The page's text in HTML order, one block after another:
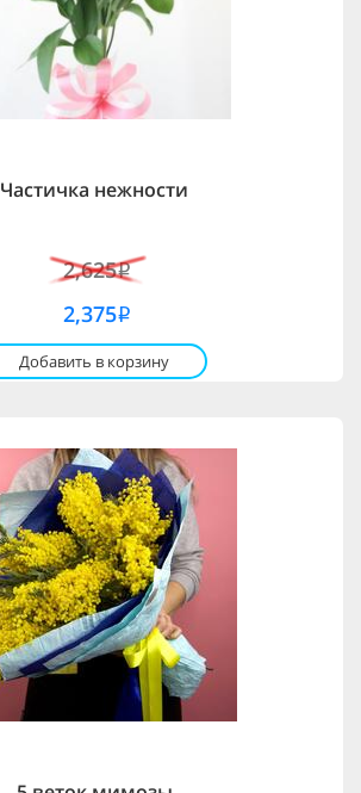
Частичка нежности
2,625i
2,375i
Добавить в корзину